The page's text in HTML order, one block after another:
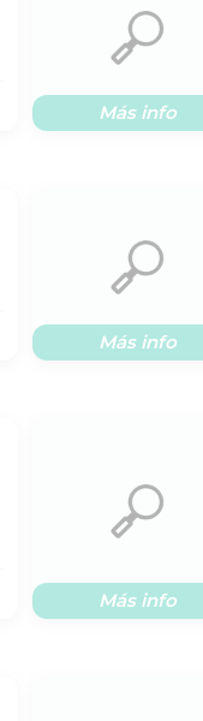
Más info
Más info
Más info